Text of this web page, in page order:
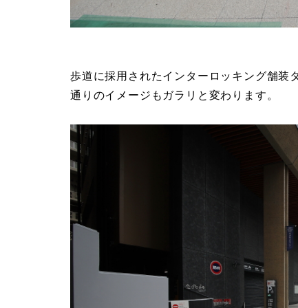
歩道に採用されたインターロッキング舗
通りのイメージもガラリと変わります。